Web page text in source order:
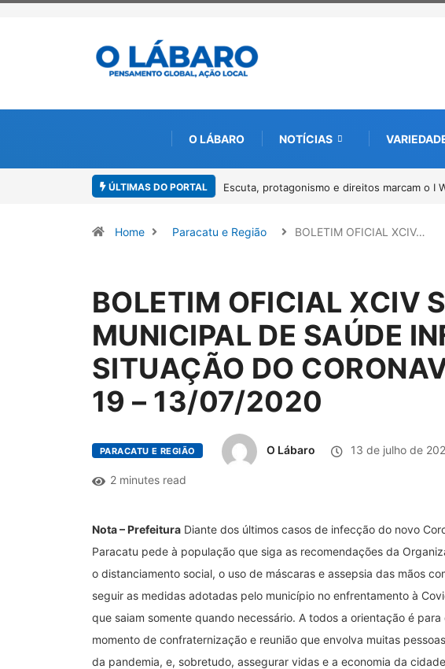
O LÁBARO NOTÍCIAS
ÚLTIMAS DO PORTAL Escuta, protagonismo e direitos marcam o I
Home Paracatu e Região BOLETIM OFICIAL XCIV…
BOLETIM OFICIAL XCIV
MUNICIPAL DE SAÚDE
SITUAÇÃO DO
19 – 13/07/2020
PARACATU E REGIÃO O Lábaro 13 de julho de
2 minutes read
Nota – Prefeitura Diante dos últimos casos de infecção do novo
Paracatu pede à população que siga as recomendações da
o distanciamento social, o uso de máscaras e assepsia das mãos
seguir as medidas adotadas pelo município no enfrentamento à
que saiam somente quando necessário. A todos a orientação é
momento de confraternização e reunião que envolva muitas
da pandemia, e, sobretudo, assegurar vidas e a economia da